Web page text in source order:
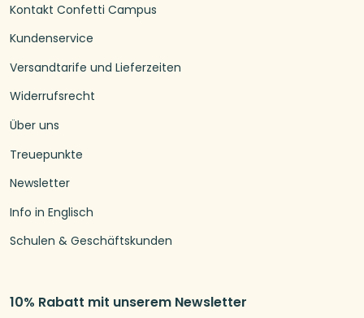
Kontakt Confetti Campus
Kundenservice
Versandtarife und Lieferzeiten
Widerrufsrecht
Über uns
Treuepunkte
Newsletter
Info in Englisch
Schulen & Geschäftskunden
10% Rabatt mit unserem Newsletter